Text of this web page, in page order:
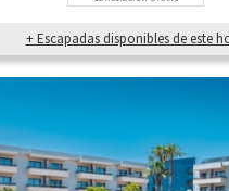
+ Escapadas disponibles de este